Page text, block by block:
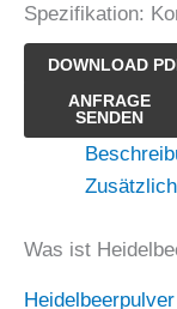
Spezifikation:
DOWNLOAD
Menge
ANFRAGE
SENDEN
Was ist
Heidelbeerpulver